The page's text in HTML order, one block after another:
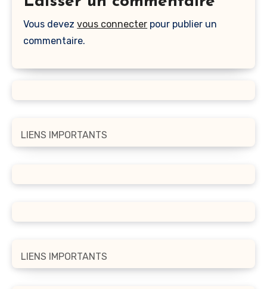
Vous devezvous connecter pour publier un
commentaire.
LIENS IMPORTANTS
LIENS IMPORTANTS